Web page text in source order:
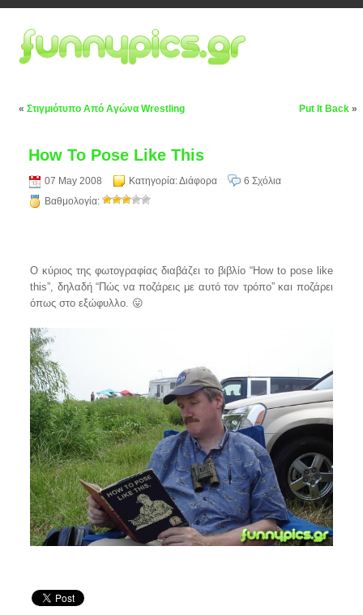
« Στιγμιότυπο Από Αγώνα Wrestling Put It Back »
How To Pose Like This
07 May 2008 Κατηγορία:Διάφορα
6 Σχόλια
Βαθμολογία:
Ο κύριος της φωτογραφίας διαβάζει το βιβλίο “How to pose like
this”, δηλαδή “Πώς να ποζάρεις με αυτό τον τρόπο” και ποζάρει
όπως στο εξώφυλλο. 😛